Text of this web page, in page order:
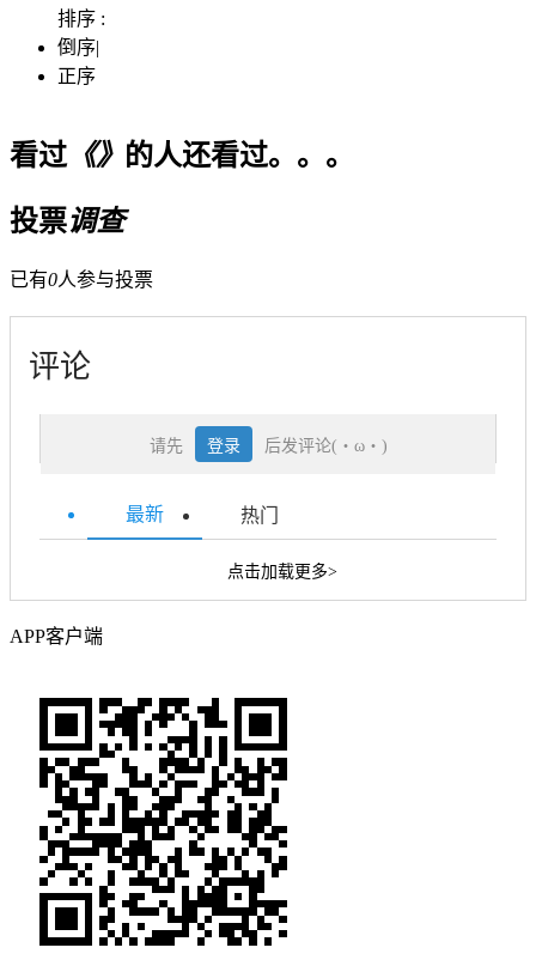
排序 :
倒序|
正序
看过《》 的人还看过。。。
投票调查
已有0人参与投票
评论
请先 登录 后发评论(・ω・)
最新 热门
点击加载更多>
APP客户端